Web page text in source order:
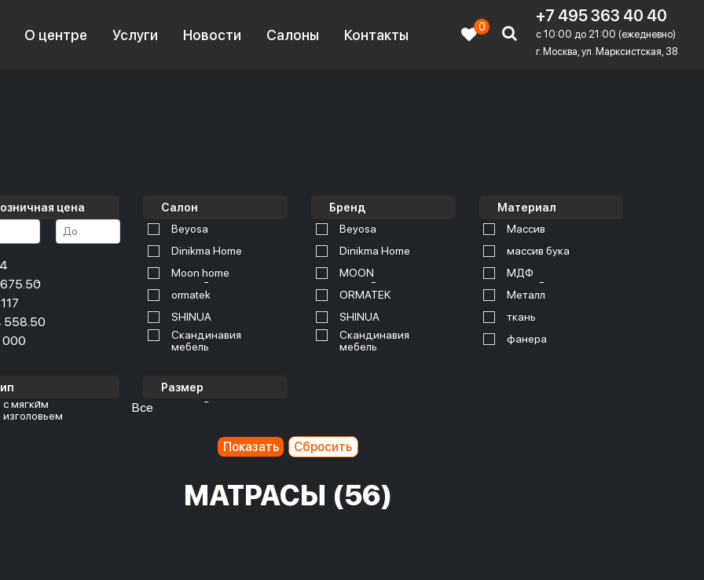
О центре Услуги Новости Салоны Контакты
0
+7 495 363 40 40
c 10:00 до 21:00 (ежедневно)
г. Москва, ул. Марксистская, 38
цена Салон
Beyosa
Dinikma Home
Moon home
ormatek
SHINUA
Скандинавия
мебель
Бренд
Beyosa
Dinikma Home
MOON
ORMATEK
SHINUA
Скандинавия
мебель
Материал
Массив
массив бука
МДФ
Металл
ткань
фанера
с мягким
изголовьем
Размер
Все
МАТРАСЫ (56)